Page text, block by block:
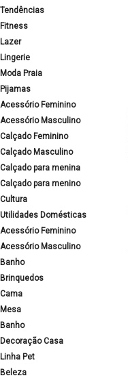
Tendências
Fitness
Lazer
Lingerie
Moda Praia
Pijamas
Acessório Feminino
Acessório Masculino
Calçado Feminino
Calçado Masculino
Calçado para menina
Calçado para menino
Cultura
Utilidades Domésticas
Acessório Feminino
Acessório Masculino
Banho
Brinquedos
Cama
Mesa
Banho
Decoração Casa
Linha Pet
Beleza